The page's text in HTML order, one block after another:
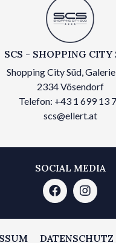
SCS - SHOPPING CITY
Shopping City Süd,
2334 Vösendorf
Telefon: +43 1 699 13
scs@ellert.at
SOCIAL MEDIA
DATENSCHUTZ